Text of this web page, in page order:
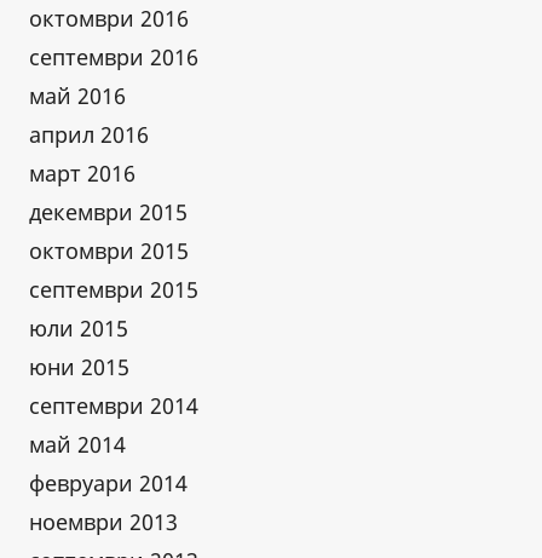
октомври 2016
септември 2016
май 2016
април 2016
март 2016
декември 2015
октомври 2015
септември 2015
юли 2015
юни 2015
септември 2014
май 2014
февруари 2014
ноември 2013